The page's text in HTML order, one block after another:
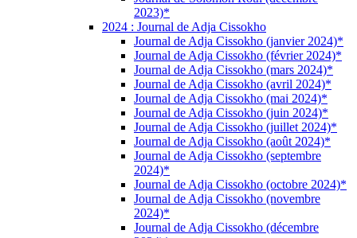
2023)*
2024 : Journal de Adja Cissokho
Journal de Adja Cissokho (janvier 2024)*
Journal de Adja Cissokho (février 2024)*
Journal de Adja Cissokho (mars 2024)*
Journal de Adja Cissokho (avril 2024)*
Journal de Adja Cissokho (mai 2024)*
Journal de Adja Cissokho (juin 2024)*
Journal de Adja Cissokho (juillet 2024)*
Journal de Adja Cissokho (août 2024)*
Journal de Adja Cissokho (septembre
2024)*
Journal de Adja Cissokho (octobre 2024)*
Journal de Adja Cissokho (novembre
2024)*
Journal de Adja Cissokho (décembre